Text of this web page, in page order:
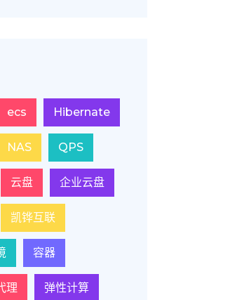
ecs Hibernate
NAS QPS
云盘 企业云盘
凯铧互联
容器
理 弹性计算